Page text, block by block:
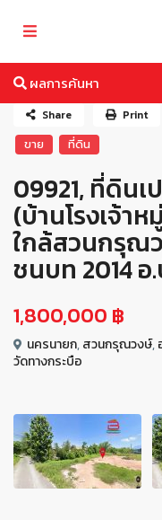
ผลการค้นหา
ขาย ที่ดิน
09921, ที่ดิน
(บ้านโรงเจ้าห
ใกล้สวนกรุณ
ชนบท 2014
1,800,000 ฿
นครนายก,สวนกรุณวงษ์,
วัดทางกระบือ
Share Print